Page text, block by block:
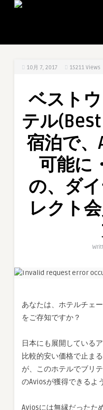
10月 7, 2017 15211 Views
ベスト
テル
宿泊で
可能に
の、ダ
レクト
あなたは、ホテルチェ
をご存知ですか？
日本にも展開している
比較的安い価格で止ま
が、このホテルでブリ
のAviosが獲得できるよ
Aviosには無縁だったた